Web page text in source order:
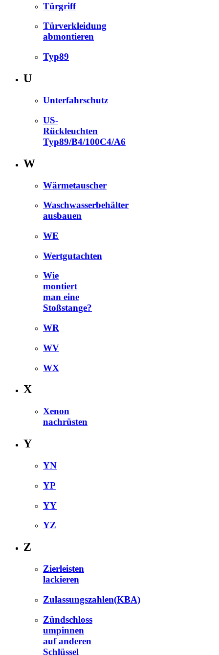
Türgriff
Türverkleidung
abmontieren
Typ89
U
Unterfahrschutz
US-
Rückleuchten
Typ89/B4/100C4/A6
W
Wärmetauscher
Waschwasserbehälter
ausbauen
WE
Wertgutachten
Wie
montiert
man eine
Stoßstange?
WR
WV
WX
X
Xenon
nachrüsten
Y
YN
YP
YY
YZ
Z
Zierleisten
lackieren
Zulassungszahlen(KBA)
Zündschloss
umpinnen
auf anderen
Schlüssel